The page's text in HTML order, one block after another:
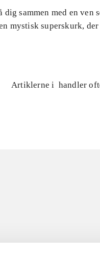
sammen med en ven
mystisk superskurk, der
Artiklerne i handler